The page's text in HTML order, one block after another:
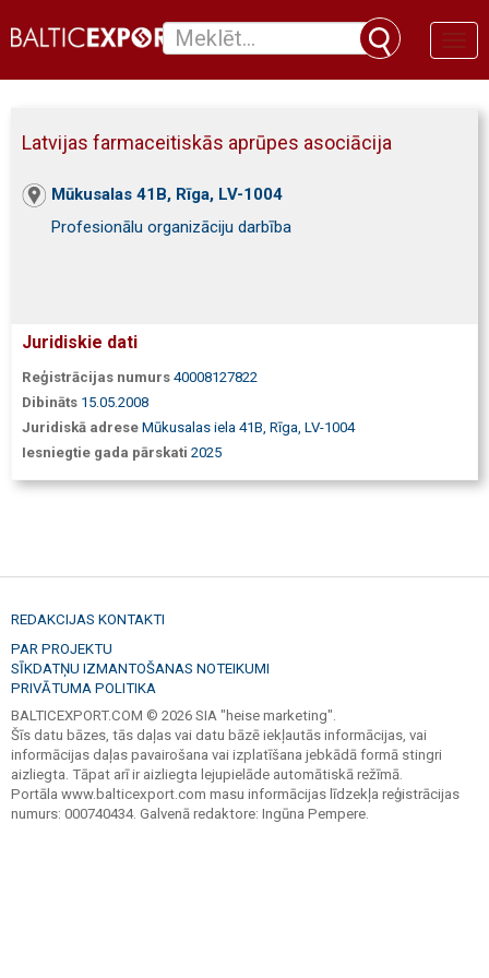
Latvijas farmaceitiskās aprūpes asociācija
Mūkusalas 41B, Rīga, LV-1004
Profesionālu organizāciju darbība
Juridiskie dati
Reģistrācijas numurs 40008127822
Dibināts 15.05.2008
Juridiskā adrese Mūkusalas iela 41B, Rīga, LV-1004
Iesniegtie gada pārskati 2025
REDAKCIJAS KONTAKTI
PAR PROJEKTU
SĪKDATŅU IZMANTOŠANAS NOTEIKUMI
PRIVĀTUMA POLITIKA
BALTICEXPORT.COM © 2026 SIA "heise marketing".
Šīs datu bāzes, tās daļas vai datu bāzē iekļautās informācijas, vai
informācijas daļas pavairošana vai izplatīšana jebkādā formā stingri
aizliegta. Tāpat arī ir aizliegta lejupielāde automātiskā režīmā.
Portāla www.balticexport.com masu informācijas līdzekļa reģistrācijas
numurs: 000740434. Galvenā redaktore: Ingūna Pempere.